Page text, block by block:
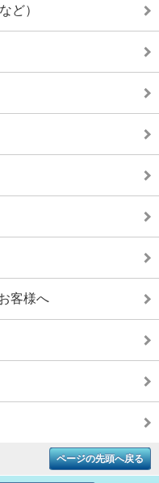
ど）
客様へ
ページの先頭へ戻る